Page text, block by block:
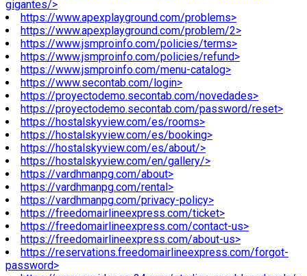
gigantes/>
https://www.apexplayground.com/problems>
https://www.apexplayground.com/problem/2>
https://www.jsmproinfo.com/policies/terms>
https://www.jsmproinfo.com/policies/refund>
https://www.jsmproinfo.com/menu-catalog>
https://www.secontab.com/login>
https://proyectodemo.secontab.com/novedades>
https://proyectodemo.secontab.com/password/reset>
https://hostalskyview.com/es/rooms>
https://hostalskyview.com/es/booking>
https://hostalskyview.com/es/about/>
https://hostalskyview.com/en/gallery/>
https://vardhmanpg.com/about>
https://vardhmanpg.com/rental>
https://vardhmanpg.com/privacy-policy>
https://freedomairlineexpress.com/ticket>
https://freedomairlineexpress.com/contact-us>
https://freedomairlineexpress.com/about-us>
https://reservations.freedomairlineexpress.com/forgot-
password>